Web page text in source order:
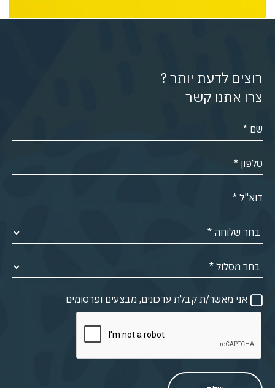
רוצים לדעת יותר ?
צרו אתנו קשר
אני מאשר/ת קבלת עדכונים, מבצעים ופרסומים